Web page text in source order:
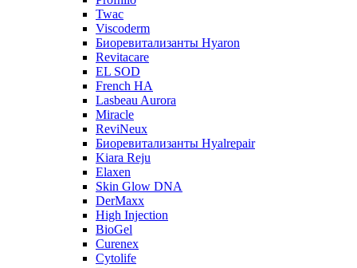
Twac
Viscoderm
Биоревитализанты Hyaron
Revitacare
EL SOD
French HA
Lasbeau Aurora
Miracle
ReviNeux
Биоревитализанты Hyalrepair
Kiara Reju
Elaxen
Skin Glow DNA
DerMaxx
High Injection
BioGel
Curenex
Cytolife